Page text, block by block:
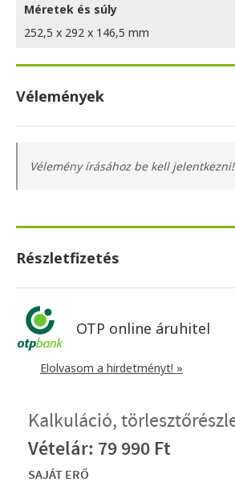
Méretek és súly
252,5 x 292 x 146,5 mm
Vélemények
Vélemény írásához be kell jelentkezni!
Részletfizetés
OTP online áruhitel
Elolvasom a hirdetményt! »